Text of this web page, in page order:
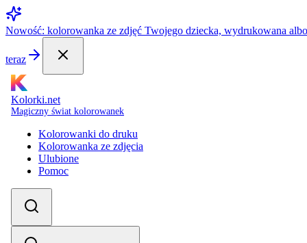
Nowość: kolorowanka ze zdjęć Twojego dziecka, wydrukowana
teraz
Kolorki.net
Magiczny świat kolorowanek
Kolorowanki do druku
Kolorowanka ze zdjęcia
Ulubione
Pomoc